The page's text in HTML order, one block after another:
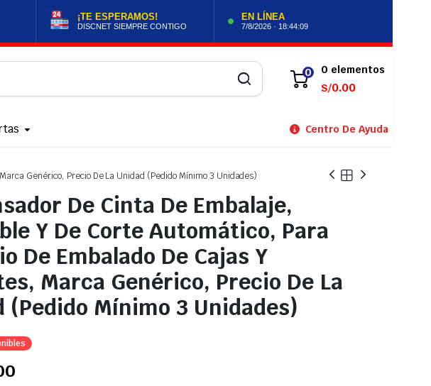
¡TE ESPERAMOS!
DISCNET SIEMPRE CONTIGO
EN LÍNEA
7/8/2026 · 18:44:10
0
0 elementos
S/0.00
Centro De Ayuda
Genérico, Precio De La Unidad (Pedido Mínimo 3 Unidades)
De Cinta De Embalaje,
Y De Corte Automático, Para
De Embalado De Cajas Y
Marca Genérico, Precio De La
(Pedido Mínimo 3 Unidades)
El
precio